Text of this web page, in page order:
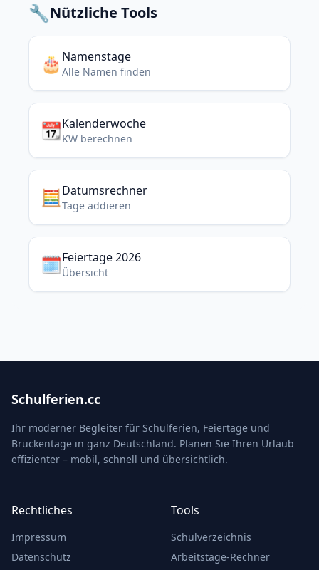
🔧Nützliche Tools
🎂 Namenstage
Alle Namen finden
📆Kalenderwoche
KW berechnen
🧮Datumsrechner
Tage addieren
🗓️Feiertage 2026
Übersicht
Schulferien.cc
Ihr moderner Begleiter für Schulferien, Feiertage und
Brückentage in ganz Deutschland. Planen Sie Ihren Urlaub
effizienter – mobil, schnell und übersichtlich.
Rechtliches
Impressum
Datenschutz
Tools
Schulverzeichnis
Arbeitstage-Rechner